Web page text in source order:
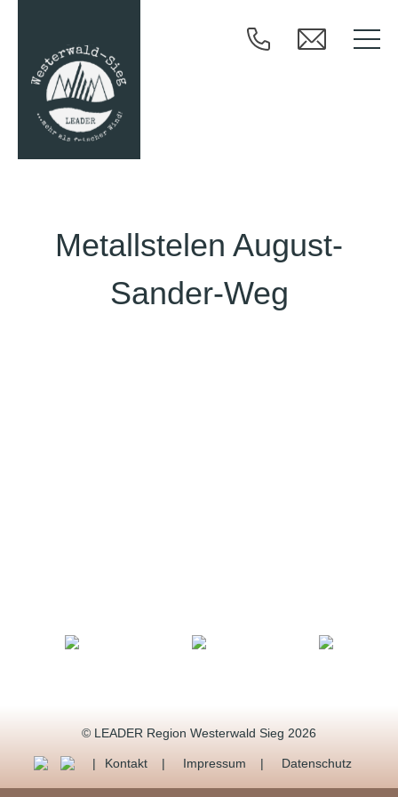
Metallstelen August-
Sander-Weg
© LEADER Region Westerwald Sieg 2026
Kontakt Impressum Datenschutz